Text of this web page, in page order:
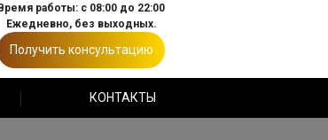
Время работы: с 08:00 до 22:00
Ежедневно, без выходных.
Получить консультацию
КОНТАКТЫ